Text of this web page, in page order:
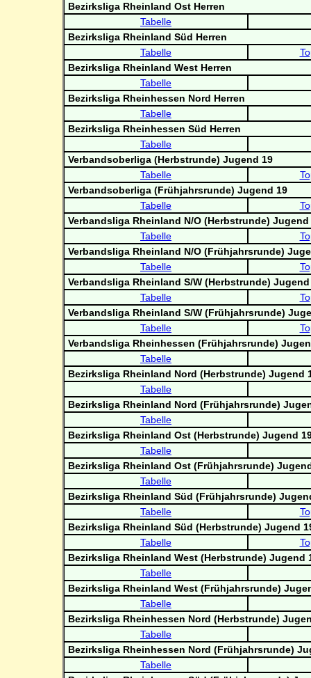
Bezirksliga Rheinland Ost Herren
Tabelle
Bezirksliga Rheinland Süd Herren
Tabelle
Bezirksliga Rheinland West Herren
Tabelle
Bezirksliga Rheinhessen Nord Herren
Tabelle
Bezirksliga Rheinhessen Süd Herren
Tabelle
Verbandsoberliga (Herbstrunde) Jugend 19
Tabelle
Verbandsoberliga (Frühjahrsrunde) Jugend 19
Tabelle
Verbandsliga Rheinland N/O (Herbstrunde) Jugend
Tabelle
Verbandsliga Rheinland N/O (Frühjahrsrunde)
Tabelle
Verbandsliga Rheinland S/W (Herbstrunde) Jugend
Tabelle
Verbandsliga Rheinland S/W (Frühjahrsrunde)
Tabelle
Verbandsliga Rheinhessen (Frühjahrsrunde)
Tabelle
Bezirksliga Rheinland Nord (Herbstrunde) Jugend
Tabelle
Bezirksliga Rheinland Nord (Frühjahrsrunde)
Tabelle
Bezirksliga Rheinland Ost (Herbstrunde) Jugend
Tabelle
Bezirksliga Rheinland Ost (Frühjahrsrunde)
Tabelle
Bezirksliga Rheinland Süd (Frühjahrsrunde)
Tabelle
Bezirksliga Rheinland Süd (Herbstrunde) Jugend
Tabelle
Bezirksliga Rheinland West (Herbstrunde) Jugend
Tabelle
Bezirksliga Rheinland West (Frühjahrsrunde)
Tabelle
Bezirksliga Rheinhessen Nord (Herbstrunde)
Tabelle
Bezirksliga Rheinhessen Nord (Frühjahrsrunde)
Tabelle